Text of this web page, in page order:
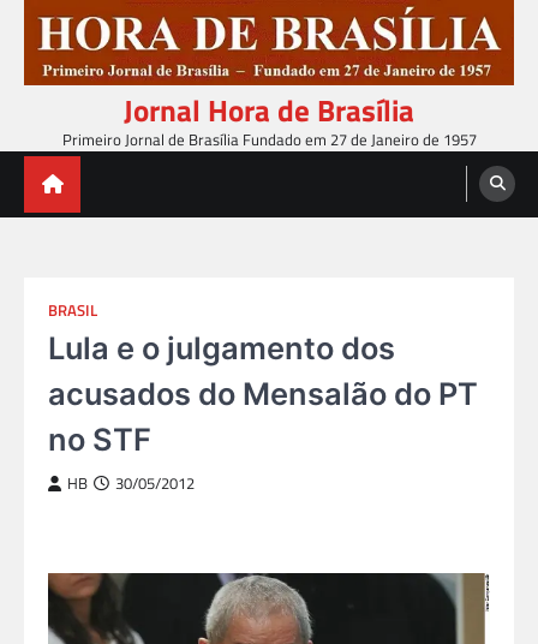
content
Jornal Hora de Brasília
Primeiro Jornal de Brasília Fundado em 27 de Janeiro de 1957
BRASIL
Lula e o julgamento dos
acusados do Mensalão do PT
no STF
HB 30/05/2012